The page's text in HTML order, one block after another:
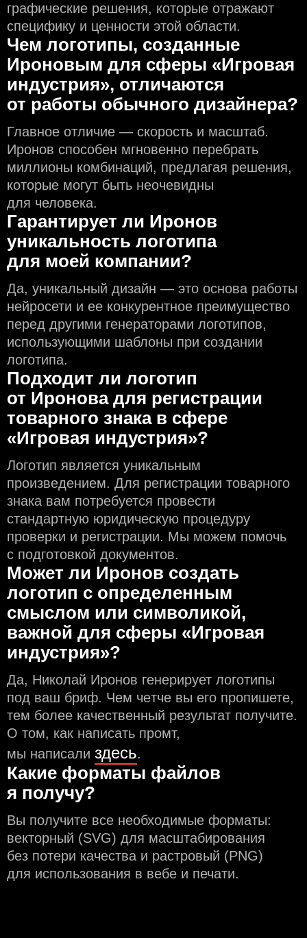
графические решения, которые отражают
специфику и ценности этой области.
Чем логотипы, созданные
Ироновым для сферы «Игровая
индустрия», отличаются
от работы обычного дизайнера?
Главное отличие — скорость и масштаб.
Иронов способен мгновенно перебрать
миллионы комбинаций, предлагая решения,
которые могут быть неочевидны
для человека.
Гарантирует ли Иронов
уникальность логотипа
для моей компании?
Да, уникальный дизайн — это основа работы
нейросети и еe конкурентное преимущество
перед другими генераторами логотипов,
использующими шаблоны при создании
логотипа.
Подходит ли логотип
от Иронова для регистрации
товарного знака в сфере
«Игровая индустрия»?
Логотип является уникальным
произведением. Для регистрации товарного
знака вам потребуется провести
стандартную юридическую процедуру
проверки и регистрации. Мы можем помочь
с подготовкой документов.
Может ли Иронов создать
логотип с определeнным
смыслом или символикой,
важной для сферы «Игровая
индустрия»?
Да, Николай Иронов генерирует логотипы
под ваш бриф. Чем чeтче вы его пропишете,
тем более качественный результат получите.
О том, как написать промт,
мы написали здесь.
Какие форматы файлов
я получу?
Вы получите все необходимые форматы:
векторный (SVG) для масштабирования
без потери качества и растровый (PNG)
для использования в вебе и печати.